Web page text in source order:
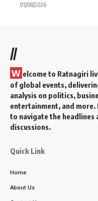
05/08/2026
//
W elcome to Ratnagiri
of global events,
analysis on politics,
entertainment, and
to navigate the headlines
discussions.
Quick Link
Home
About Us